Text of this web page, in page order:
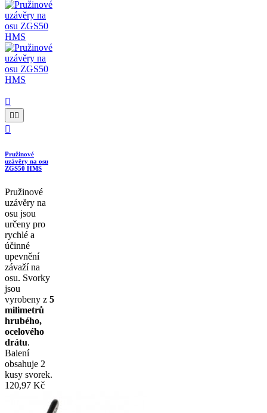

 

Pružinové
uzávěry na osu
ZGS50 HMS
Pružinové
uzávěry na
osu jsou
určeny pro
rychlé a
účinné
upevnění
závaží na
osu. Svorky
jsou
vyrobeny z 5
milimetrů
hrubého,
ocelového
drátu.
Balení
obsahuje 2
kusy svorek.
120,97 Kč